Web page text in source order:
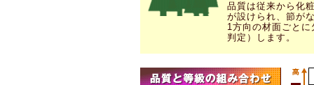
品質は従来から化
が設けられ、節が
1方向の材面ごと
判定）します。